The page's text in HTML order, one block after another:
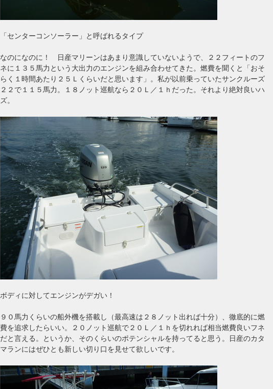
「センターコンソーラー」と呼ばれるタイプ
なのになのに！ 日産マリーンはあまり意識していないようで、２２フィートのフ
ネに１３５馬力という大出力のエンジンを組み合わせてきた。燃費を聞くと「おそ
らく１時間あたり２５Ｌくらいだと思います」。私が以前乗っていたサンクルーズ
２２で１１５馬力。１８ノット巡航なら２０Ｌ／１ｈだった。それより絶対良いハ
ズ。
ボディに対してエンジンがデガい！
９０馬力くらいの船外機を搭載し（最高速は２８ノット出れば十分）、徹底的に燃
費を追求したらいい。２０ノット巡航で２０Ｌ／１ｈを切れれば相当燃費良いフネ
だと言える。というか、そのくらいのポテンシャルを持ってると思う。日産のカタ
マランにはぜひとも新しい切り口を見せて欲しいです。